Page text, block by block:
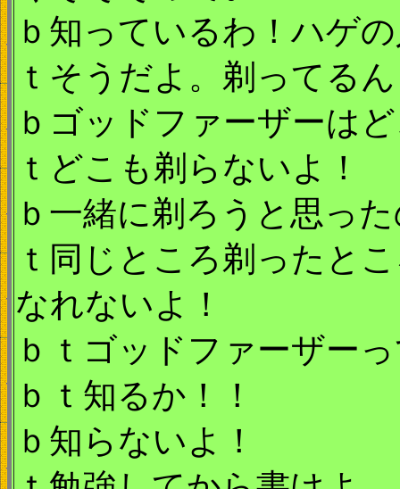
ｂ知っているわ！ハゲ
ｔそうだよ。剃ってる
ｂゴッドファーザーは
ｔどこも剃らないよ！
ｂ一緒に剃ろうと思っ
ｔ同じところ剃ったと
なれないよ！
ｂｔゴッドファーザー
ｂｔ知るか！！
ｂ知らないよ！